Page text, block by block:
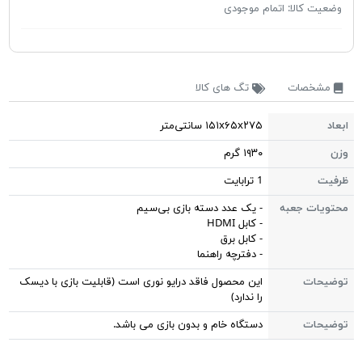
وضعیت کالا: اتمام موجودی
مشخصات تگ های کالا
ابعاد
۱۵۱x۶۵x۲۷۵ سانتی‌متر
وزن
۱۹۳۰ گرم
ظرفیت
1 ترابایت
محتویات جعبه
- یک عدد دسته‌ بازی بی‌سیم
- کابل HDMI
- کابل برق
- دفترچه راهنما
توضیحات
این محصول فاقد درایو نوری است (قابلیت بازی با دیسک
را ندارد)
توضیحات
دستگاه خام و بدون بازی می باشد.